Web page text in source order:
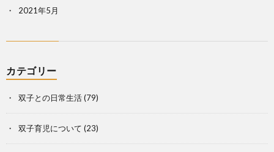
2021年5月
カテゴリー
双子との日常生活(79)
双子育児について (23)